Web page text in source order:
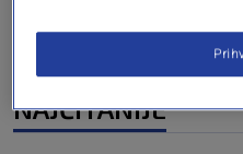
NAJČITANIJE